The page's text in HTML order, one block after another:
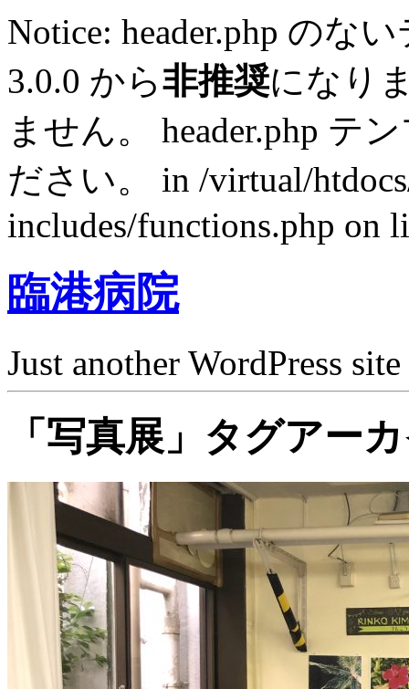
Notice: header.php のな
3.0.0 から非推奨になり
ません。 header.php テ
ださい。 in /virtual/
includes/functions.php on
臨港病院
Just another WordPress site
「写真展」タグアー